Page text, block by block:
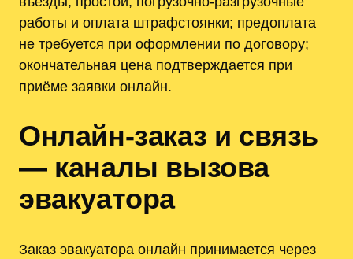
работы и оплата штрафстоянки; предоплата
не требуется при оформлении по договору;
окончательная цена подтверждается при
приёме заявки онлайн.
Онлайн-заказ и связь
— каналы вызова
эвакуатора
Заказ эвакуатора онлайн принимается через